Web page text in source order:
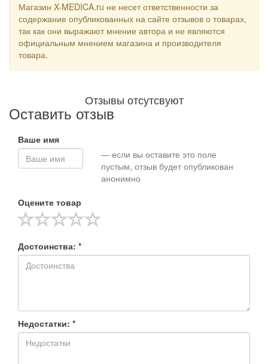
Магазин X-MEDICA.ru не несет ответственности за
содержание опубликованных на сайте отзывов о товарах,
так как они выражают мнение автора и не являются
официальным мнением магазина и производителя
товара.
Отзывы отсутсвуют
Оставить отзыв
Ваше имя
— если вы оставите это поле
пустым, отзыв будет опубликован
анонимно
Оцените товар
Достоинства: *
Недостатки: *